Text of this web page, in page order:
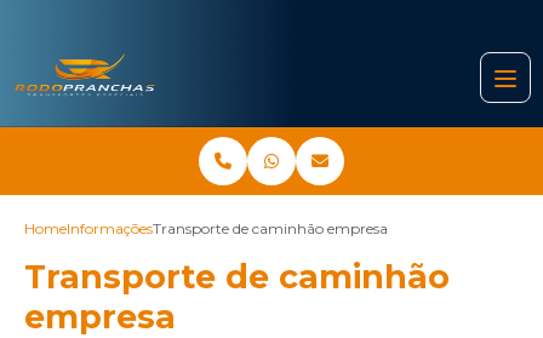
HomeInformaçõesTransporte de caminhão empresa
Transporte de caminhão
empresa